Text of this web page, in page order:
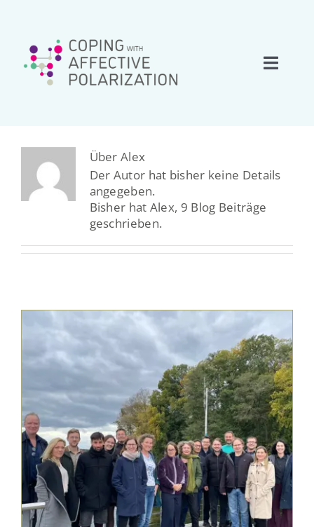
Toggle
Forschung
Presse & Publikationen
Blog
Kontakt
EN
ÜberAlex
Der Autor hat bisher keine Details
angegeben.
Bisher hat Alex, 9 Blog Beiträge
geschrieben.